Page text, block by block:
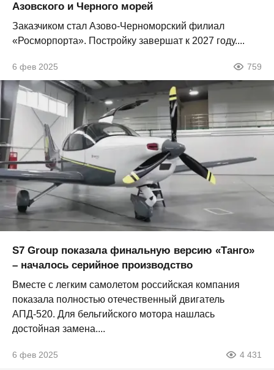
Азовского и Черного морей
Заказчиком стал Азово-Черноморский филиал
«Росморпорта». Постройку завершат к 2027 году....
6 фев 2025 759
S7 Group показала финальную версию «Танго»
– началось серийное производство
Вместе с легким самолетом российская компания
показала полностью отечественный двигатель
АПД-520. Для бельгийского мотора нашлась
достойная замена....
6 фев 2025 4 431